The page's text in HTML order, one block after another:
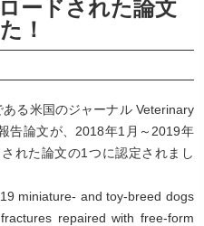
ードされた論文
！
る米国のジャーナル Veterinary
告論文が、2018年1月～2019年
れた論文の1つに認定されまし
miniature- and toy-breed dogs
repaired with free-form